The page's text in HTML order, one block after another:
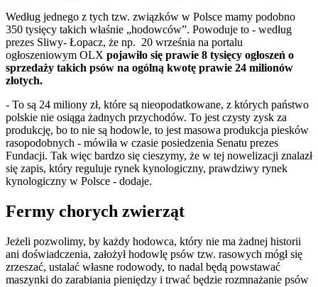
Według jednego z tych tzw. związków w Polsce mamy podobno
350 tysięcy takich właśnie „hodowców”. Powoduje to - według
prezes Sliwy- Łopacz, że np. 20 września na portalu
ogłoszeniowym OLX pojawiło się prawie 8 tysięcy ogłoszeń o
sprzedaży takich psów na ogólną kwotę prawie 24 milionów
złotych.
- To są 24 miliony zł, które są nieopodatkowane, z których państwo
polskie nie osiąga żadnych przychodów. To jest czysty zysk za
produkcję, bo to nie są hodowle, to jest masowa produkcja piesków
rasopodobnych - mówiła w czasie posiedzenia Senatu prezes
Fundacji. Tak więc bardzo się cieszymy, że w tej nowelizacji znalazł
się zapis, który reguluje rynek kynologiczny, prawdziwy rynek
kynologiczny w Polsce - dodaje.
Fermy chorych zwierząt
Jeżeli pozwolimy, by każdy hodowca, który nie ma żadnej historii
ani doświadczenia, założył hodowlę psów tzw. rasowych mógł się
zrzeszać, ustalać własne rodowody, to nadal będą powstawać
maszynki do zarabiania pieniędzy i trwać będzie rozmnażanie psów